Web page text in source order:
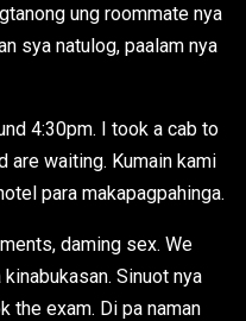
ung roommate nya
sya natulog, paalam nya
4:30pm. I took a cab to
are waiting. Kumain kami
para makapagpahinga.
daming sex. We
Sinuot nya
the exam. Di pa naman